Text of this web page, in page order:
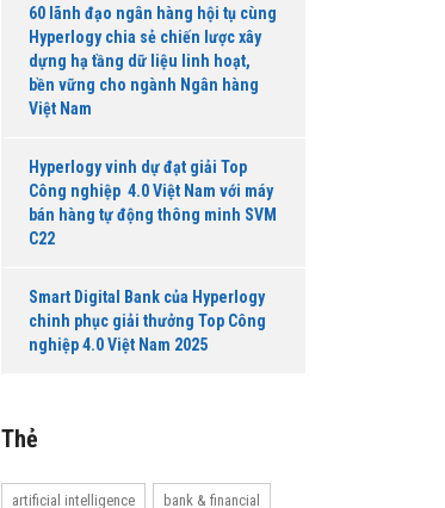
60 lãnh đạo ngân hàng hội tụ cùng
Hyperlogy chia sẻ chiến lược xây
dựng hạ tầng dữ liệu linh hoạt,
bền vững cho ngành Ngân hàng
Việt Nam
Hyperlogy vinh dự đạt giải Top
Công nghiệp 4.0 Việt Nam với máy
bán hàng tự động thông minh SVM
C22
Smart Digital Bank của Hyperlogy
chinh phục giải thưởng Top Công
nghiệp 4.0 Việt Nam 2025
Thẻ
artificial intelligence bank & financial